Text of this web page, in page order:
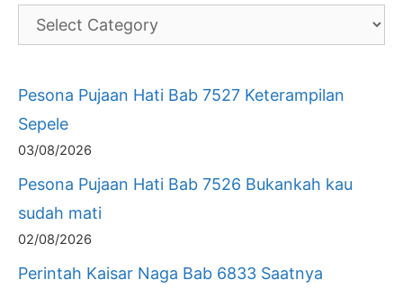
Pesona Pujaan Hati Bab 7527 Keterampilan
Sepele
03/08/2026
Pesona Pujaan Hati Bab 7526 Bukankah kau
sudah mati
02/08/2026
Perintah Kaisar Naga Bab 6833 Saatnya